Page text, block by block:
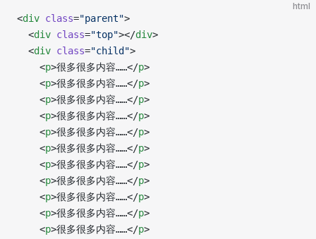
html
<div class="parent">
  <
div class="top"></div>
  <
div class="child">
    <
p>很多很多内容……</p>
    <
p>很多很多内容……</p>
    <
p>很多很多内容……</p>
    <
p>很多很多内容……</p>
    <
p>很多很多内容……</p>
    <
p>很多很多内容……</p>
    <
p>很多很多内容……</p>
    <
p>很多很多内容……</p>
    <
p>很多很多内容……</p>
    <
p>很多很多内容……</p>
    <
p>很多很多内容……</p>